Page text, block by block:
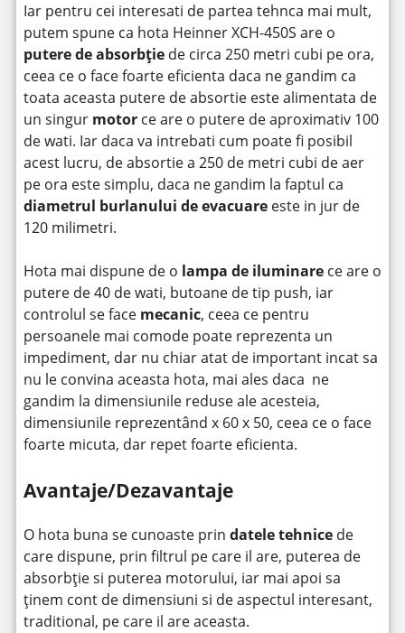
Iar pentru cei interesati de partea tehnca mai mult,
putem spune ca hota Heinner XCH-450S are o
putere deabsorbțiede circa 250 metri cubi pe ora,
ceea ce o face foarte eficienta daca ne gandim ca
toata aceasta putere de absortie este alimentata de
un singur motorce are o putere de aproximativ 100
de wati. Iar daca va intrebati cum poate fi posibil
acest lucru, de absortie a 250 de metri cubi de aer
pe ora este simplu, daca ne gandim la faptul ca
diametrul burlanului de evacuareeste in jur de
120 milimetri.
Hota mai dispune de o lampa de iluminarece are o
putere de 40 de wati, butoane de tip push, iar
controlul se face mecanic, ceea ce pentru
persoanele mai comode poate reprezenta un
impediment, dar nu chiar atat de important incat sa
nu le convina aceasta hota, mai ales daca ne
gandim la dimensiunile reduse ale acesteia,
dimensiunile reprezentând x 60 x 50, ceea ce o face
foarte micuta, dar repet foarte eficienta.
Avantaje/Dezavantaje
O hota buna se cunoaste prin datele tehnicede
care dispune, prin filtrul pe care il are, puterea de
absorbție si puterea motorului, iar mai apoi sa
ținem cont de dimensiuni si de aspectul interesant,
traditional, pe care il are aceasta.